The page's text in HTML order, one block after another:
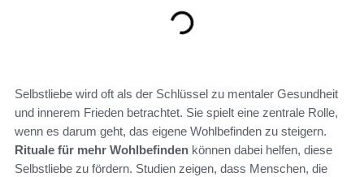
Selbstliebe wird oft als der Schlüssel zu mentaler Gesundheit
und innerem Frieden betrachtet. Sie spielt eine zentrale Rolle,
wenn es darum geht, das eigene Wohlbefinden zu steigern.
Rituale für mehr Wohlbefinden können dabei helfen, diese
Selbstliebe zu fördern. Studien zeigen, dass Menschen, die